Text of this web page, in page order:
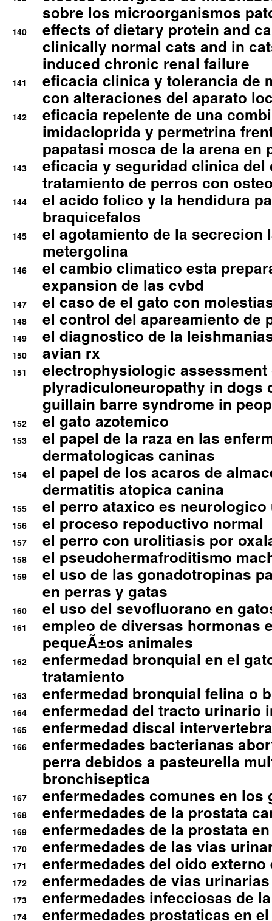
sobre los microorganismos
140
effects of dietary protein and
clinically normal cats and in
induced chronic renal failure
141
eficacia clinica y tolerancia de
con alteraciones del aparato
142
eficacia repelente de una
imidacloprida y permetrina
papatasi mosca de la arena en
143
eficacia y seguridad clinica del
tratamiento de perros con
144
el acido folico y la hendidura
braquicefalos
145
el agotamiento de la secrecion
metergolina
146
el cambio climatico esta
expansion de las cvbd
147 el caso de el gato con
148 el control del apareamiento de
149 el diagnostico de la
150 avian rx
151
electrophysiologic assessment
plyradiculoneuropathy in dogs
guillain barre syndrome in
152 el gato azotemico
153
el papel de la raza en las
dermatologicas caninas
154
el papel de los acaros de
dermatitis atopica canina
155 el perro ataxico es
156 el proceso repoductivo normal
157 el perro con urolitiasis por
158 el pseudohermafroditismo
159
el uso de las gonadotropinas
en perras y gatas
160 el uso del sevofluorano en
161
empleo de diversas hormonas
pequeÃ±os animales
162
enfermedad bronquial en el
tratamiento
163 enfermedad bronquial felina o
164 enfermedad del tracto urinario
165 enfermedad discal
166
enfermedades bacterianas
perra debidos a pasteurella
bronchiseptica
167 enfermedades comunes en los
168 enfermedades de la prostata
169 enfermedades de la prostata
170 enfermedades de las vias
171 enfermedades del oido
172 enfermedades de vias
173 enfermedades infecciosas de
174 enfermedades prostaticas en